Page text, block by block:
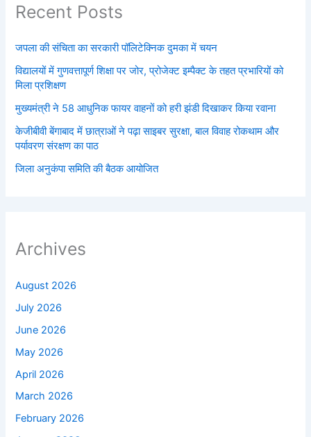
Recent Posts
जपला की संचिता का सरकारी पॉलिटेक्निक दुमका में चयन
विद्यालयों में गुणवत्तापूर्ण शिक्षा पर जोर, प्रोजेक्ट इम्पैक्ट के तहत प्रभारियों को
मिला प्रशिक्षण
मुख्यमंत्री ने 58 आधुनिक फायर वाहनों को हरी झंडी दिखाकर किया रवाना
केजीबीवी बेंगाबाद में छात्राओं ने पढ़ा साइबर सुरक्षा, बाल विवाह रोकथाम और
पर्यावरण संरक्षण का पाठ
जिला अनुकंपा समिति की बैठक आयोजित
Archives
August 2026
July 2026
June 2026
May 2026
April 2026
March 2026
February 2026